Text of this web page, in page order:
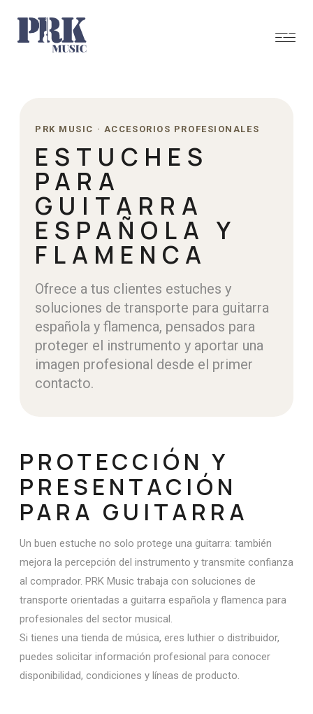
PRK MUSIC · ACCESORIOS PROFESIONALES
ESTUCHES
PARA
GUITARRA
ESPAÑOLA Y
FLAMENCA
Ofrece a tus clientes estuches y
soluciones de transporte para guitarra
española y flamenca, pensados para
proteger el instrumento y aportar una
imagen profesional desde el primer
contacto.
PROTECCIÓN Y
PRESENTACIÓN
PARA GUITARRA
Un buen estuche no solo protege una guitarra: también
mejora la percepción del instrumento y transmite confianza
al comprador. PRK Music trabaja con soluciones de
transporte orientadas a guitarra española y flamenca para
profesionales del sector musical.
Si tienes una tienda de música, eres luthier o distribuidor,
puedes solicitar información profesional para conocer
disponibilidad, condiciones y líneas de producto.